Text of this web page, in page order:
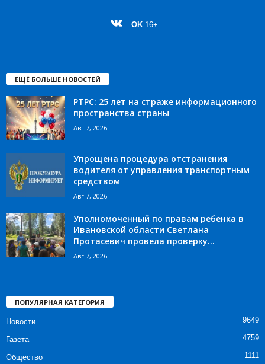
OK 16+
ЕЩЁ БОЛЬШЕ НОВОСТЕЙ
РТРС: 25 лет на страже информационного
пространства страны
Авг 7, 2026
Упрощена процедура отстранения
водителя от управления транспортным
средством
Авг 7, 2026
Уполномоченный по правам ребенка в
Ивановской области Светлана
Протасевич провела проверку...
Авг 7, 2026
ПОПУЛЯРНАЯ КАТЕГОРИЯ
Новости 9649
Газета 4759
Общество 1111